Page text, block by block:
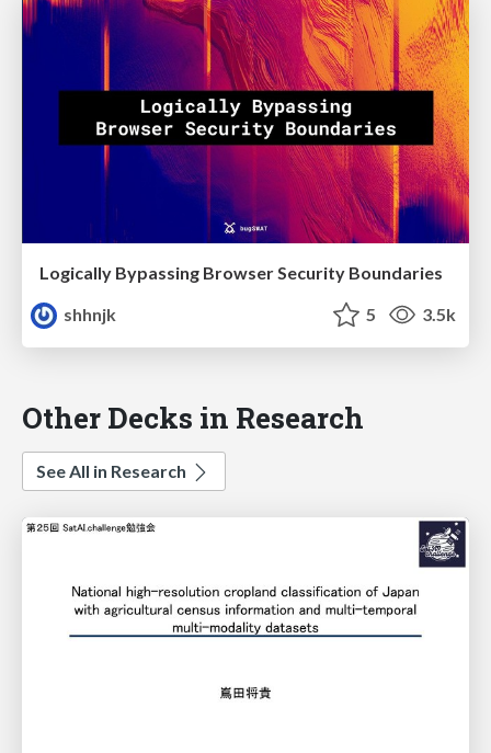
Logically Bypassing Browser Security Boundaries
shhnjk
5 3.5k
Other Decks in Research
See All in Research